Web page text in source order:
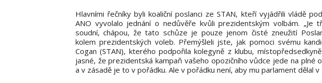
Hlavními řečníky byli koaliční poslanci ze STAN, kteří vyjádřili vládě
ANO vyvolalo jednání o nedůvěře kvůli prezidentským volbám. „Je
soudní, chápou, že tato schůze je pouze jenom čisté zneužití
kolem prezidentských voleb. Přemýšleli jste, jak pomoci svému
Cogan (STAN), kterého podpořila kolegyně z klubu,
jasné, že prezidentská kampaň vašeho opozičního vůdce jede na plné
a v zásadě je to v pořádku. Ale v pořádku není, aby mu parlament dělal v